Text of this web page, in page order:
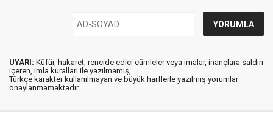
UYARI: Küfür, hakaret, rencide edici cümleler veya imalar, inançlara saldırı
içeren, imla kuralları ile yazılmamış,
Türkçe karakter kullanılmayan ve büyük harflerle yazılmış yorumlar
onaylanmamaktadır.